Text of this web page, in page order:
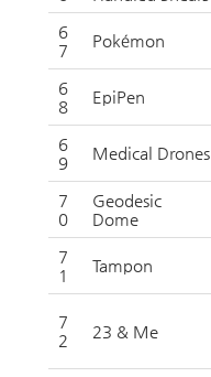
6
7
Pokémon
6
8
EpiPen
6
9
Medical Drones
7
0
Geodesic
Dome
7
1
Tampon
7
2
23 & Me